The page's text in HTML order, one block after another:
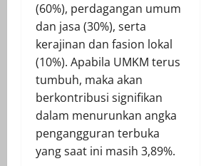
(60%), perdagangan umum
dan jasa (30%), serta
kerajinan dan fasion lokal
(10%). Apabila UMKM terus
tumbuh, maka akan
berkontribusi signifikan
dalam menurunkan angka
pengangguran terbuka
yang saat ini masih 3,89%.